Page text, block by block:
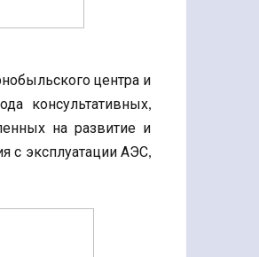
центра и
консультативных,
на развитие и
с эксплуатации АЭС,